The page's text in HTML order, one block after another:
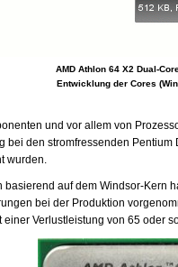
AMD Athlon 64 X2 Dual-
Entwicklung der Cores
und vor allem von
bei den stromfressenden
wurden.
basierend auf dem Windsor-Kern
bei der Produktion
Verlustleistung von 65 oder